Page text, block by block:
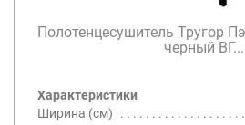
Полотенцесушитель Тругор
черный ВГ...
Характеристики
Ширина (см)